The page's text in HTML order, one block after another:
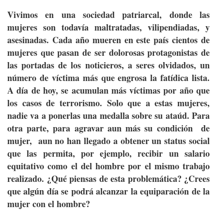
Vivimos en una sociedad patriarcal, donde las
mujeres son todavía maltratadas, vilipendiadas, y
asesinadas. Cada año mueren en este país cientos de
mujeres que pasan de ser dolorosas protagonistas de
las portadas de los noticieros, a seres olvidados, un
número de víctima más que engrosa la fatídica lista.
A día de hoy, se acumulan más víctimas por año que
los casos de terrorismo. Solo que a estas mujeres,
nadie va a ponerlas una medalla sobre su ataúd. Para
otra parte, para agravar aun más su condición de
mujer, aun no han llegado a obtener un status social
que las permita, por ejemplo, recibir un salario
equitativo como el del hombre por el mismo trabajo
realizado. ¿Qué piensas de esta problemática? ¿Crees
que algún día se podrá alcanzar la equiparación de la
mujer con el hombre?